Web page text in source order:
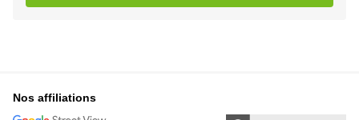
Nos affiliations